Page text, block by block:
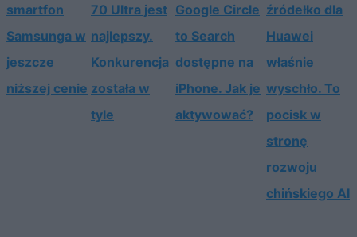
smartfon
Samsunga w
jeszcze
niższej cenie
70 Ultra jest
najlepszy.
Konkurencja
została w
tyle
Google Circle
to Search
dostępne na
iPhone. Jak je
aktywować?
źródełko dla
Huawei
właśnie
wyschło. To
pocisk w
stronę
rozwoju
chińskiego AI